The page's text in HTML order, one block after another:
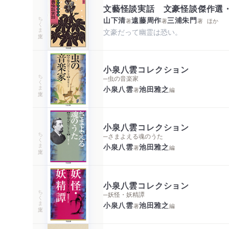
ちくま文庫
文藝怪談実話 文豪怪談傑作選
山下清著遠藤周作著三浦朱門著 ほか
文豪だって幽霊は恐い。
ちくま文庫
小泉八雲コレクション
─虫の音楽家
小泉八雲著池田雅之編
ちくま文庫
小泉八雲コレクション
─さまよえる魂のうた
小泉八雲著池田雅之編
ちくま文庫
小泉八雲コレクション
─妖怪・妖精譚
小泉八雲著池田雅之編